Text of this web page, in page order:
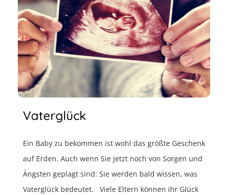
Vaterglück
Ein Baby zu bekommen ist wohl das größte Geschenk
auf Erden. Auch wenn Sie jetzt noch von Sorgen und
Ängsten geplagt sind: Sie werden bald wissen, was
Vaterglück bedeutet. Viele Eltern können ihr Glück